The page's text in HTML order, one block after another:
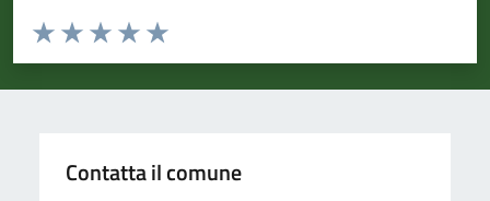
Valuta da 1 a 5 stelle la pagina
Valuta 5 stelle su 5
Valuta 4 stelle su 5
Valuta 3 stelle su 5
Valuta 2 stelle su 5
Valuta 1 stelle su 5
Contatta il comune